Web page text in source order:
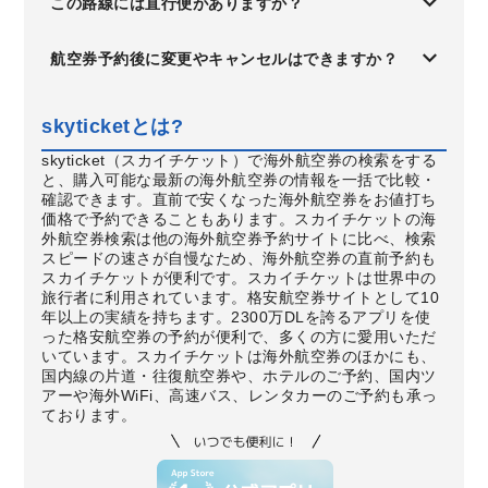
航空券予約後に変更やキャンセルはできますか？
skyticketとは?
skyticket（スカイチケット）で海外航空券の検索をする
と、購入可能な最新の海外航空券の情報を一括で比較・
確認できます。直前で安くなった海外航空券をお値打ち
価格で予約できることもあります。スカイチケットの海
外航空券検索は他の海外航空券予約サイトに比べ、検索
スピードの速さが自慢なため、海外航空券の直前予約も
スカイチケットが便利です。スカイチケットは世界中の
旅行者に利用されています。格安航空券サイトとして10
年以上の実績を持ちます。2300万DLを誇るアプリを使
った格安航空券の予約が便利で、多くの方に愛用いただ
いています。スカイチケットは海外航空券のほかにも、
国内線の片道・往復航空券や、ホテルのご予約、国内ツ
アーや海外WiFi、高速バス、レンタカーのご予約も承っ
ております。